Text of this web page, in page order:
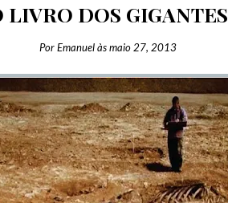
LIVRO DOS GIGANTES
PorEmanuelàsmaio 27, 2013